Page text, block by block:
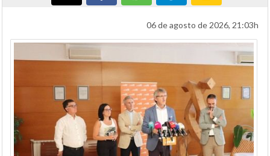
06 de agosto de 2026, 21:03h